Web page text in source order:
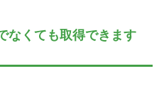
なくても取得できます